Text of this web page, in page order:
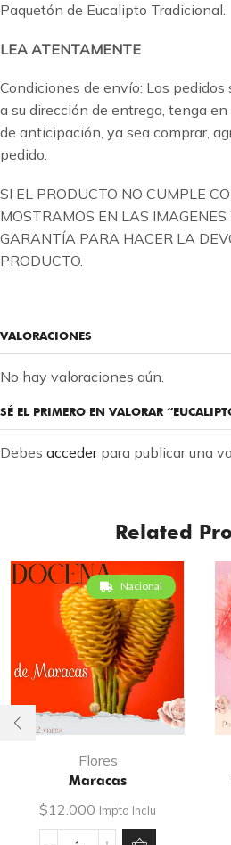
Paquetón de Eucalipto Tradicional.
LEA ATENTAMENTE
Condiciones de envío: Los pedidos
a su dirección de entrega, tenga
de anticipación, ya sea comprar,
pedido.
SI EL PRODUCTO NO CUMPLE
MOSTRAMOS EN LAS
GARANTÍA PARA HACER LA
PRODUCTO.
VALORACIONES
No hay valoraciones aún.
SÉ EL PRIMERO EN VALORAR
Debes accederpara publicar una
Related
Nacional
Flores
Maracas
$12.000 Impto Inclu